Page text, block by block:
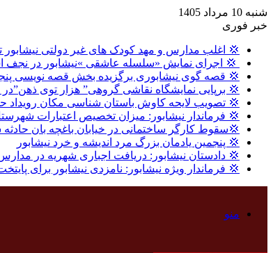
شنبه 10 مرداد 1405
خبر فوری
💢 اغلب مدارس و مهد کودک های غیر دولتی نیشابور
💢 اجرای نمایش «سلسله عاشقی »نیشابور در
💢 قصه گوی نیشابوری برگزیده بخش قصه نویسی
💢 برپایی نمایشگاه نقاشی گروهی” هزار توی ذهن”در
💢 تصویب لایحه کاوش باستان شناسی مکان رویداد
💢 فرماندار نیشابور: میزان تخصیص اعتبارات شهرستان در سال گذشته ، ۸ درصد
💢سقوط کارگر ساختمانی در خیابان باغچه بان
💢 پنجمین یادمان بزرگ مرد اندیشه و خرد نیشابور
💢 دادستان نیشابور: دریافت اجباری شهریه در
💢 فرماندار ویژه نیشابور: نامزدی نیشابور برای پایتخت گردشگری اکو ۲۰۳۱ نیازمند پیوست
منو